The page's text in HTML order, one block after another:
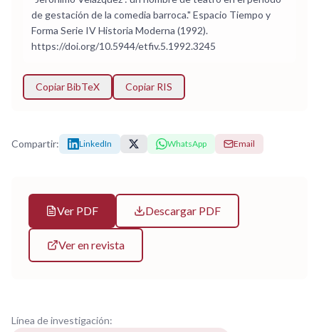
de gestación de la comedia barroca." Espacio Tiempo y
Forma Serie IV Historia Moderna (1992).
https://doi.org/10.5944/etfiv.5.1992.3245
Copiar BibTeX Copiar RIS
Compartir: LinkedIn WhatsApp Email
Ver PDF Descargar PDF
Ver en revista
Línea de investigación: